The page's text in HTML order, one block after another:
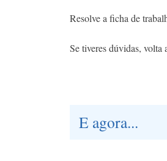
Resolve a ficha de
Se tiveres dúvidas, volta
E agora...